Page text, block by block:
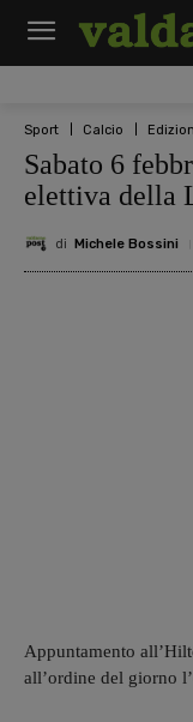
Sport Calcio
Sabato 6
elettiva della
di Michele Bossini
Appuntamento
all’ordine del giorno